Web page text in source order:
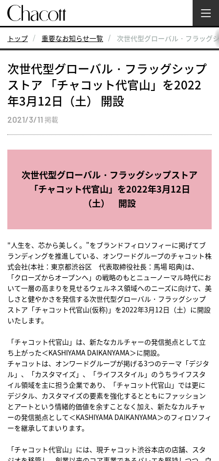
トップ 重要なお知らせ一覧 次世代型グローバル・フラッグ
次世代型グローバル・フラッグシップ
ストア 「チャコット代官山」を2022
年3月12日（土） 開設
2021/3/11 掲載
次世代型グローバル・フラッグシップストア
「チャコット代官山」を2022年3月12日
（土） 開設
"人生を、芯から美しく。"をブランドフィロソフィーに掲げてブ
ランディングを推進している、オンワードグループのチャコット株
式会社(本社：東京都渋谷区 代表取締役社長：馬場 昭典)は、
「クローズからオープンへ」の戦略のもとニューノーマル時代にお
いて一層の高まりを見せるウェルネス領域へのニーズに向けて、美
しさと健やかさを発信する次世代型グローバル・フラッグシップ
ストア「チャコット代官山(仮称)」を2022年3月12日（土）に開設
いたします。
「チャコット代官山」は、新たなカルチャーの発信拠点として立
ち上がった＜KASHIYAMA DAIKANYAMA＞に開設。
チャコットは、オンワードグループが掲げる3つのテーマ「デジタ
ル」、「カスタマイズ」、「ライフスタイル」のうちライフスタ
イル領域を主に担う企業であり、「チャコット代官山」では更に
デジタル、カスタマイズの要素を強化するとともにファッション
とアートという情緒的価値を余すことなく加え、新たなカルチャ
ーの発信拠点として＜KASHIYAMA DAIKANYAMA＞のフィロソフィ
ーを継承してまいります。
「チャコット代官山」には、現チャコット渋谷本店の店舗、スタ